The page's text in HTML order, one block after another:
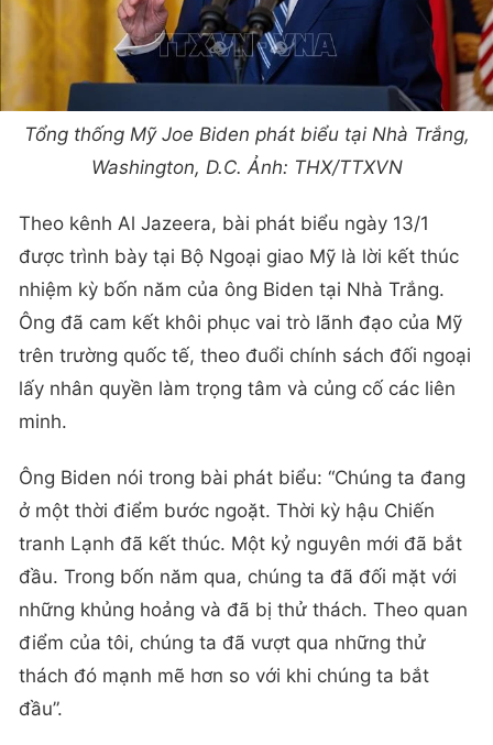
Tổng thống Mỹ Joe Biden phát biểu tại Nhà Trắng,
Washington, D.C. Ảnh: THX/TTXVN
Theo kênh Al Jazeera, bài phát biểu ngày 13/1
được trình bày tại Bộ Ngoại giao Mỹ là lời kết thúc
nhiệm kỳ bốn năm của ông Biden tại Nhà Trắng.
Ông đã cam kết khôi phục vai trò lãnh đạo của Mỹ
trên trường quốc tế, theo đuổi chính sách đối ngoại
lấy nhân quyền làm trọng tâm và củng cố các liên
minh.
Ông Biden nói trong bài phát biểu: “Chúng ta đang
ở một thời điểm bước ngoặt. Thời kỳ hậu Chiến
tranh Lạnh đã kết thúc. Một kỷ nguyên mới đã bắt
đầu. Trong bốn năm qua, chúng ta đã đối mặt với
những khủng hoảng và đã bị thử thách. Theo quan
điểm của tôi, chúng ta đã vượt qua những thử
thách đó mạnh mẽ hơn so với khi chúng ta bắt
đầu”.